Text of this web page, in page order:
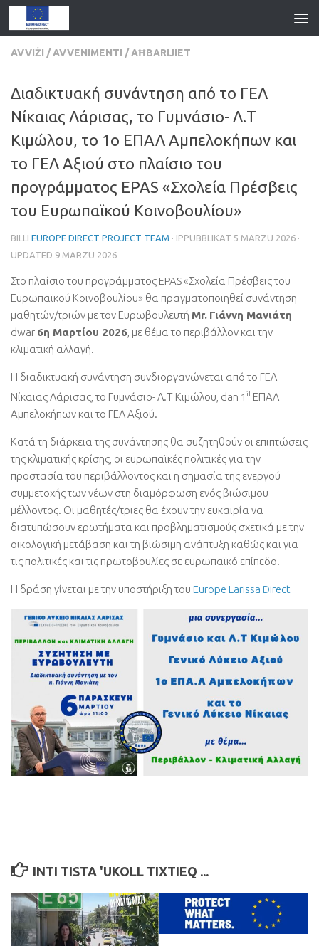
AVVIŻI /AVVENIMENTI /AĦBARIJIET
Διαδικτυακή συνάντηση από το ΓΕΛ
Νίκαιας Λάρισας, το Γυμνάσιο- Λ.Τ
Κιμώλου, το 1ο ΕΠΑΛ Αμπελοκήπων και
το ΓΕΛ Αξιού στο πλαίσιο του
προγράμματος EPAS «Σχολεία Πρέσβεις
του Ευρωπαϊκού Κοινοβουλίου»
BILLI EUROPE DIRECT PROJECT TEAM · IPPUBBLIKAT 5 MARZU 2026 ·
UPDATED 9 MARZU 2026
Στο πλαίσιο του προγράμματος EPAS «Σχολεία Πρέσβεις του
Ευρωπαϊκού Κοινοβουλίου» θα πραγματοποιηθεί συνάντηση
μαθητών/τριών με τον Ευρωβουλευτή Mr. Γιάννη Μανιάτη
dwar 6η Μαρτίου 2026 με θέμα το περιβάλλον και την
κλιματική αλλαγή.
Η διαδικτυακή συνάντηση συνδιοργανώνεται από το ΓΕΛ
Νίκαιας Λάρισας ,το Γυμνάσιο-Λ.Τ Κιμώλου , dan 1 il ΕΠΑΛ
Αμπελοκήπων και το ΓΕΛ Αξιού.
Κατά τη διάρκεια της συνάντησης θα συζητηθούν οι επιπτώσεις
της κλιματικής κρίσης οι ευρωπαϊκές πολιτικές για την
προστασία του περιβάλλοντος και η σημασία της ενεργού
συμμετοχής των νέων στη διαμόρφωση ενός βιώσιμου
μέλλοντος. Οι μαθητές/τριες θα έχουν την ευκαιρία να
διατυπώσουν ερωτήματα και προβληματισμούς σχετικά με την
οικολογική μετάβαση και τη βιώσιμη ανάπτυξη καθώς και για
τις πολιτικές και τις πρωτοβουλίες σε ευρωπαϊκό επίπεδο.
Η δράση γίνεται με την υποστήριξη του Europe Larissa Direct
INTI TISTA 'UKOLL TIXTIEQ ...